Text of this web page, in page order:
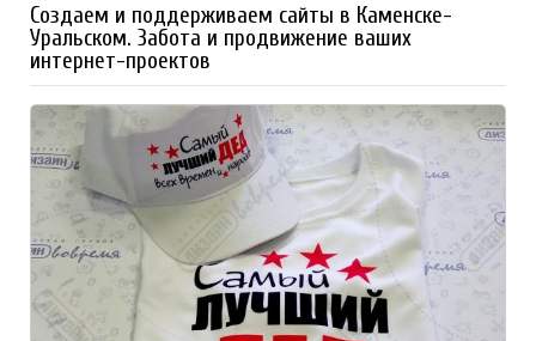
Создаем и поддерживаем сайты в Каменске-
Уральском. Забота и продвижение ваших
интернет-проектов